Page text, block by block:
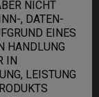
NICHT
, DATEN-
EINES
HANDLUNG
IN
LEISTUNG